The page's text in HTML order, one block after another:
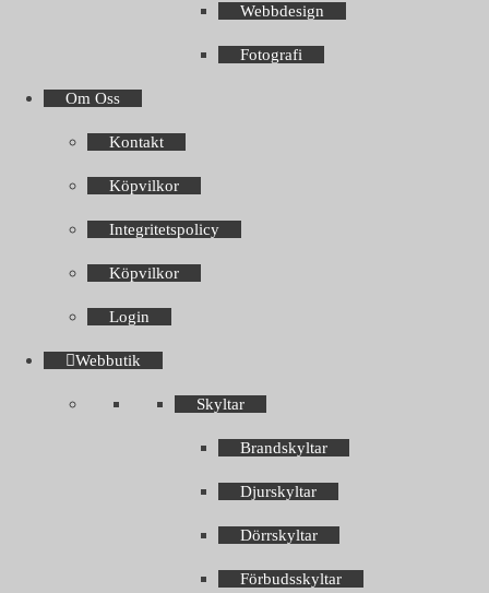
Webbdesign
Fotografi
Om Oss
Kontakt
Köpvilkor
Integritetspolicy
Köpvilkor
Login
Webbutik
Skyltar
Brandskyltar
Djurskyltar
Dörrskyltar
Förbudsskyltar